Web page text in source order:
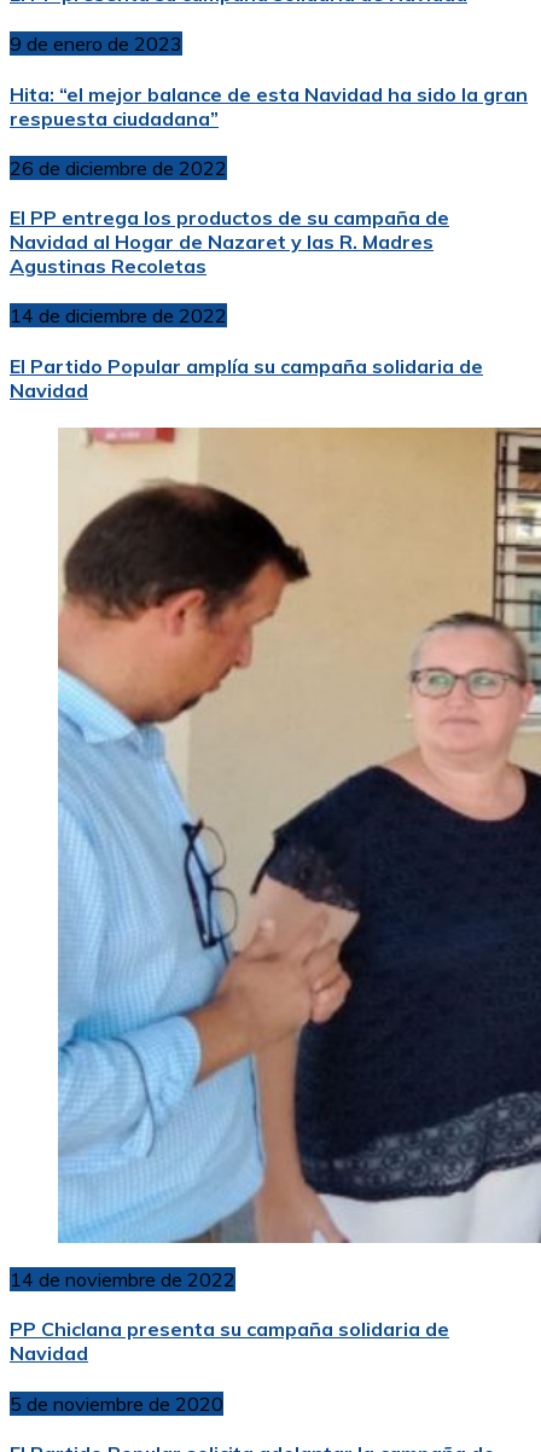
9 de enero de 2023
Hita: “el mejor balance de esta Navidad ha sido la gran
respuesta ciudadana”
26 de diciembre de 2022
El PP entrega los productos de su campaña de
Navidad al Hogar de Nazaret y las R. Madres
Agustinas Recoletas
14 de diciembre de 2022
El Partido Popular amplía su campaña solidaria de
Navidad
14 de noviembre de 2022
PP Chiclana presenta su campaña solidaria de
Navidad
5 de noviembre de 2020